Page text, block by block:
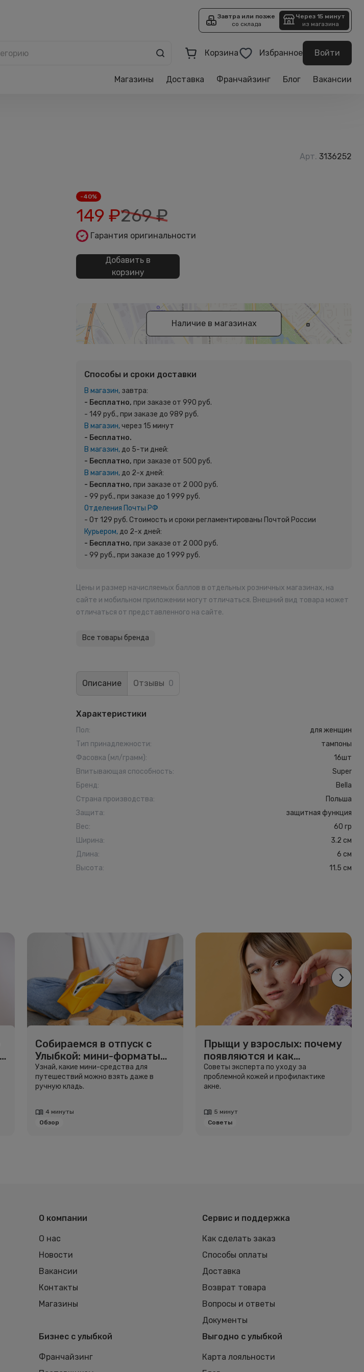
Завтра или позже
со склада
Через 15 минут
из магазина
Корзина Избранное Войти
Магазины Доставка Франчайзинг Блог Вакансии
Арт. 3136252
-40%
149 ₽269₽
Гарантия оригинальности
Добавить в
корзину
Наличие в магазинах
Способы и сроки доставки
В магазин, завтра:
- Бесплатно, при заказе от 990 руб.
- 149 руб., при заказе до 989 руб.
В магазин,через 15 минут
- Бесплатно.
В магазин,до 5-ти дней:
- Бесплатно, при заказе от 500 руб.
В магазин,до 2-х дней:
- Бесплатно, при заказе от 2 000 руб.
- 99 руб., при заказе до 1 999 руб.
Отделения Почты РФ
- От 129 руб. Стоимость и сроки регламентированы Почтой России
Курьером,до 2-х дней:
- Бесплатно, при заказе от 2 000 руб.
- 99 руб., при заказе до 1 999 руб.
Цены и размер начисляемых баллов в отдельных розничных магазинах, на
сайте и мобильном приложении могут отличаться. Внешний вид товара может
отличаться от представленного на сайте.
Все товары бренда
Описание Отзывы 0
Характеристики
Пол:
для женщин
Тип принадлежности:
тампоны
Фасовка (мл/грамм):
16шт
Впитывающая способность:
Super
Бренд:
Bella
Страна производства:
Польша
Защита:
защитная функция
Вес:
60 гр
Ширина:
3.2 см
Длина:
6 см
Высота: 11.5 см
Собираемся в отпуск с
Улыбкой: мини-форматы
для путешествий
Узнай, какие мини-средства для
путешествий можно взять даже в
ручную кладь.
4 минуты
Обзор
Прыщи у взрослых: почему
появляются и как
избавиться
Советы эксперта по уходу за
проблемной кожей и профилактике
акне.
5 минут
Советы
О компании
О нас
Новости
Вакансии
Контакты
Магазины
Сервис и поддержка
Как сделать заказ
Способы оплаты
Доставка
Возврат товара
Вопросы и ответы
Документы
Бизнес с улыбкой
Франчайзинг
Выгодно с улыбкой
Карта лояльности